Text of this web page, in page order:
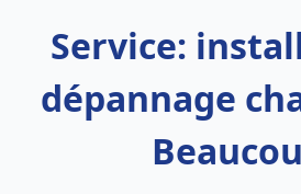
Service:
dépannage